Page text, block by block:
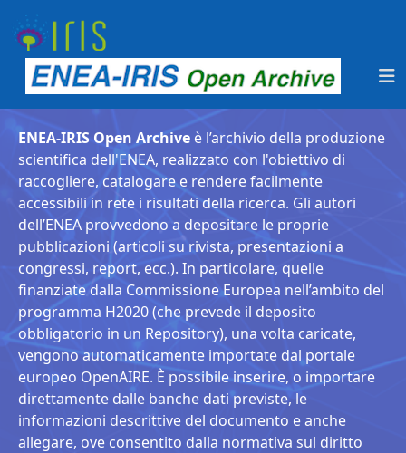
ENEA-IRIS Open Archive è l’archivio della produzione
scientifica dell'ENEA, realizzato con l'obiettivo di
raccogliere, catalogare e rendere facilmente
accessibili in rete i risultati della ricerca. Gli autori
dell’ENEA provvedono a depositare le proprie
pubblicazioni (articoli su rivista, presentazioni a
congressi, report, ecc.). In particolare, quelle
finanziate dalla Commissione Europea nell’ambito del
programma H2020 (che prevede il deposito
obbligatorio in un Repository), una volta caricate,
vengono automaticamente importate dal portale
europeo OpenAIRE. È possibile inserire, o importare
direttamente dalle banche dati previste, le
informazioni descrittive del documento e anche
allegare, ove consentito dalla normativa sul diritto